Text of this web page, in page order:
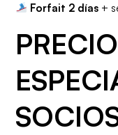
Forfait 2 días +